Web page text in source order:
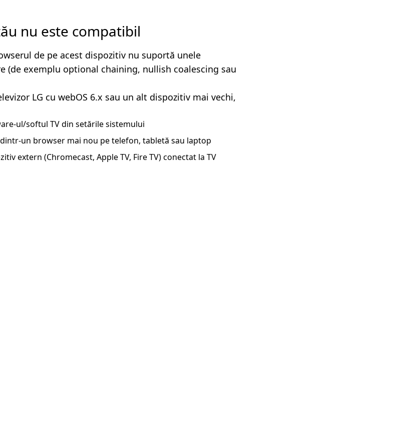
nu este compatibil
de pe acest dispozitiv nu suportă unele
(de exemplu optional chaining, nullish coalescing sau
LG cu webOS 6.x sau un alt dispozitiv mai vechi,
ul/softul TV din setările sistemului
un browser mai nou pe telefon, tabletă sau laptop
extern (Chromecast, Apple TV, Fire TV) conectat la TV